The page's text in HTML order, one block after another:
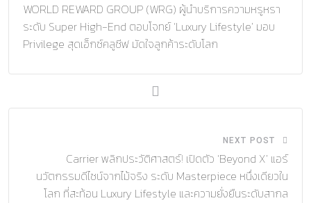
WORLD REWARD GROUP (WRG) ผู้นำบริการความหรูหรา
ระดับ Super High-End ตอบโจทย์ ‘Luxury Lifestyle’ มอบ
Privilege สุดเอ็กซ์คลูซีฟ มัดใจลูกค้าระดับโลก
NEXT POST
Carrier พลิกประวัติศาสตร์! เปิดตัว ‘Beyond X’ แอร์
นวัตกรรมดีไซน์จากไม้จริง ระดับ Masterpiece หนึ่งเดียวใน
โลก ที่สะท้อน Luxury Lifestyle และความยั่งยืนระดับสากล